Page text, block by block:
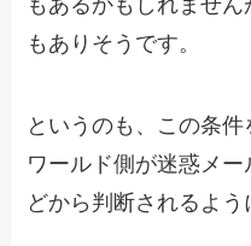
もあるかもしれませ
もありそうです。
というのも、この条
ワールド側が迷惑メ
どから判断されるよう